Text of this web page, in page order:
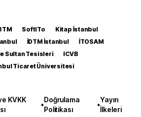
SoftITo
Kitap İstanbul
İDTM İstanbul
İTOSAM
Sultan Tesisleri
ICVB
Ticaret Üniversitesi
KVKK
•
Doğrulama
Politikası
•
Yayın
İlkeleri